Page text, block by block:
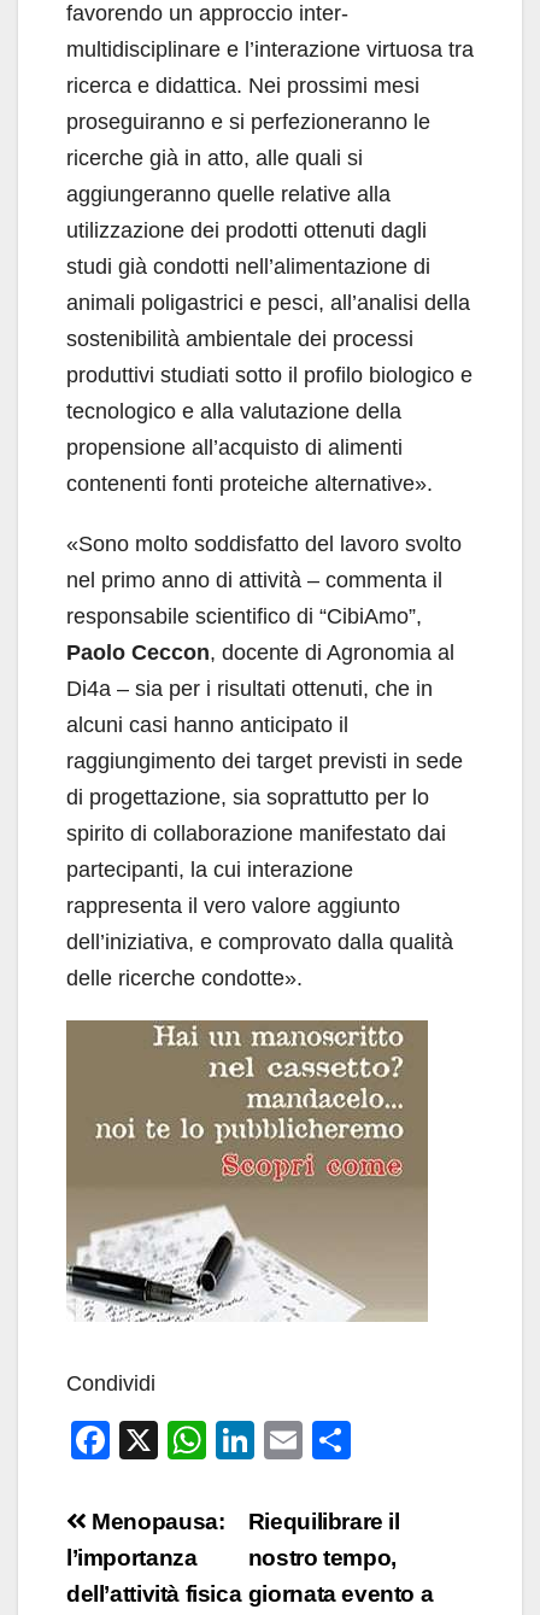
favorendo un approccio inter-
multidisciplinare e l’interazione virtuosa tra
ricerca e didattica. Nei prossimi mesi
proseguiranno e si perfezioneranno le
ricerche già in atto, alle quali si
aggiungeranno quelle relative alla
utilizzazione dei prodotti ottenuti dagli
studi già condotti nell’alimentazione di
animali poligastrici e pesci, all’analisi della
sostenibilità ambientale dei processi
produttivi studiati sotto il profilo biologico e
tecnologico e alla valutazione della
propensione all’acquisto di alimenti
contenenti fonti proteiche alternative».
«Sono molto soddisfatto del lavoro svolto
nel primo anno di attività – commenta il
responsabile scientifico di “CibiAmo”,
Paolo Ceccon, docente di Agronomia al
Di4a – sia per i risultati ottenuti, che in
alcuni casi hanno anticipato il
raggiungimento dei target previsti in sede
di progettazione, sia soprattutto per lo
spirito di collaborazione manifestato dai
partecipanti, la cui interazione
rappresenta il vero valore aggiunto
dell’iniziativa, e comprovato dalla qualità
delle ricerche condotte».
Condividi
F
c
e
b
X
W
at
A
Li
k
e
dI
E
ail n
di
vi
Navigazione
articoli
Riequilibrare il
nostro tempo,
giornata evento a
Menopausa:
l’importanza
dell’attività fisica